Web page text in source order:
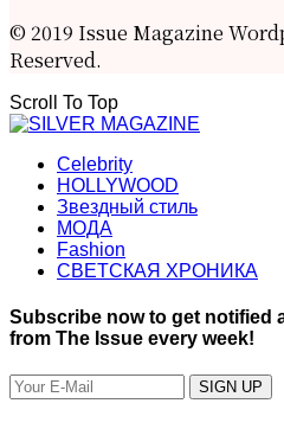
© 2019 Issue Magazine
Reserved.
Scroll To Top
Celebrity
HOLLYWOOD
Звездный стиль
МОДА
Fashion
СВЕТСКАЯ ХРОНИКА
Subscribe now to get notified
from The Issue every week!
SIGN UP